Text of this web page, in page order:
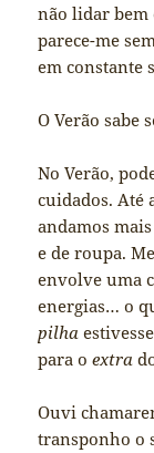
não lidar bem
parece-me
em constante
O Verão sabe
No Verão,
cuidados. Até
andamos
e de roupa.
envolve uma
energias… o
pilha
para oextra
Ouvi
transponho o